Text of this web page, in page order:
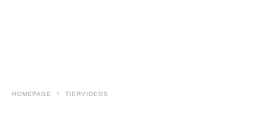
HOMEPAGE TIERVIDEOS